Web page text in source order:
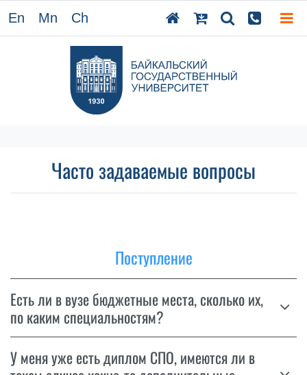
En Mn Ch
Часто задаваемые вопросы
Поступление
Есть ли в вузе бюджетные места, сколько их,
по каким специальностям?
У меня уже есть диплом СПО, имеются ли в